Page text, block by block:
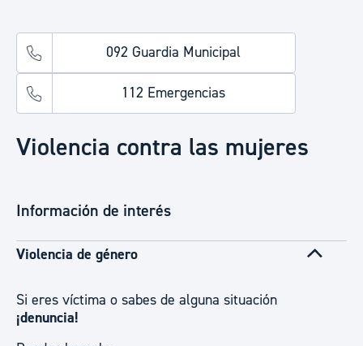
092 Guardia Municipal
112 Emergencias
Violencia contra las mujeres
Información de interés
Violencia de género
Si eres víctima o sabes de alguna situación
¡denuncia!